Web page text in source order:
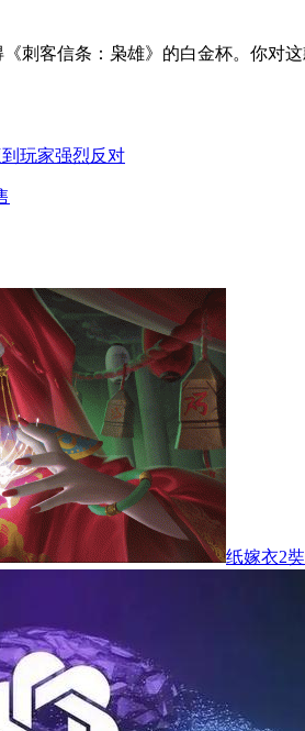
刺客信条：枭雄》的白金杯。你对
玩家强烈反对
纸嫁衣2